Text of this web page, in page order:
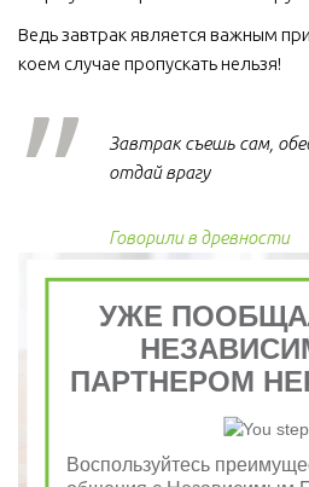
Ведь завтрак является важным
коем случае пропускать нельзя!
Завтрак съешь сам,
отдай врагу
Говорили в древности
УЖЕ
ПАРТНЕРОМ
Воспользуйтесь